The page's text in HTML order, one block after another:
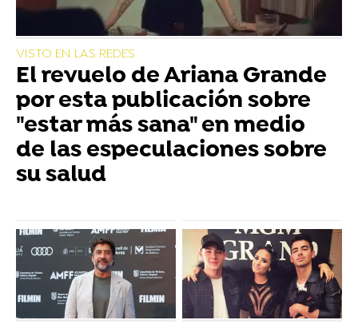
VISTO EN LAS REDES
El revuelo de Ariana Grande
por esta publicación sobre
"estar más sana" en medio
de las especulaciones sobre
su salud